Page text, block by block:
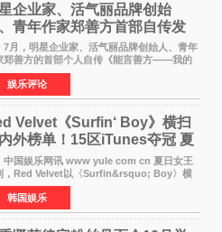
企业家、活气丽品牌创始
青年作家郑善方首部自传发
， 书写跨界创业者的成长答卷
，明星企业家、活气丽品牌创始人、青年
郑善方的首部个人自传《能言善方——我的
人生》正式发行。这本书以他的人生轨迹为
，首次完整公开了从逐梦少年到横跨美业、
等多领域的
娱乐评论
Velvet《Surfin‘ Boy》横扫
外榜单！15区iTunes夺冠 夏
女王强势回归
娱乐网讯 www yule com cn 夏日女王
，Red Velvet以〈Surfin&rsquo; Boy〉横
内外榜单，获得音乐粉丝的热烈反响。
Velvet于3日发行了夏日迷你专辑《Velvet
》，
韩国娱乐